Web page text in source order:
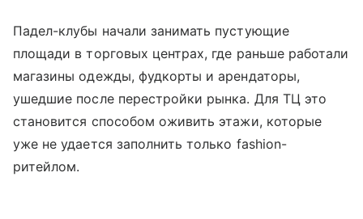
Падел-клубы начали занимать пустующие
площади в торговых центрах, где раньше работали
магазины одежды, фудкорты и арендаторы,
ушедшие после перестройки рынка. Для ТЦ это
становится способом оживить этажи, которые
уже не удается заполнить только fashion-
ритейлом.